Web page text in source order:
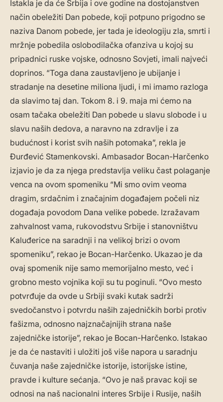
Istakla je da će Srbija i ove godine na dostojanstven
način obeležiti Dan pobede, koji potpuno prigodno se
naziva Danom pobede, jer tada je ideologiju zla, smrti i
mržnje pobedila oslobodilačka ofanziva u kojoj su
pripadnici ruske vojske, odnosno Sovjeti, imali najveći
doprinos. “Toga dana zaustavljeno je ubijanje i
stradanje na desetine miliona ljudi, i mi imamo razloga
da slavimo taj dan. Tokom 8. i 9. maja mi ćemo na
osam tačaka obeležiti Dan pobede u slavu slobode i u
slavu naših dedova, a naravno na zdravlje i za
budućnost i korist svih naših potomaka”, rekla je
Đurđević Stamenkovski. Ambasador Bocan-Harčenko
izjavio je da za njega predstavlja veliku čast polaganje
venca na ovom spomeniku “Mi smo ovim veoma
dragim, srdačnim i značajnim događajem počeli niz
događaja povodom Dana velike pobede. Izražavam
zahvalnost vama, rukovodstvu Srbije i stanovništvu
Kaluđerice na saradnji i na velikoj brizi o ovom
spomeniku”, rekao je Bocan-Harčenko. Ukazao je da
ovaj spomenik nije samo memorijalno mesto, već i
grobno mesto vojnika koji su tu poginuli. “Ovo mesto
potvrđuje da ovde u Srbiji svaki kutak sadrži
svedočanstvo i potvrdu naših zajedničkih borbi protiv
fašizma, odnosno najznačajnijih strana naše
zajedničke istorije”, rekao je Bocan-Harčenko. Istakao
je da će nastaviti i uložiti još više napora u saradnju
čuvanja naše zajedničke istorije, istorijske istine,
pravde i kulture sećanja. “Ovo je naš pravac koji se
odnosi na naš nacionalni interes Srbije i Rusije, naših